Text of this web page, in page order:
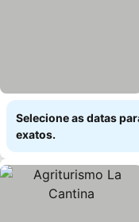
Selecione as datas
exatos.